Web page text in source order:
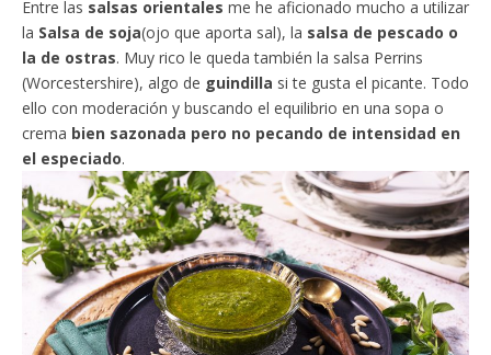
Entre las salsas orientales me he aficionado mucho a utilizar
la Salsa de soja(ojo que aporta sal), la salsa de pescado o
la de ostras. Muy rico le queda también la salsa Perrins
(Worcestershire), algo de guindilla si te gusta el picante. Todo
ello con moderación y buscando el equilibrio en una sopa o
crema bien sazonada pero no pecando de intensidad en
el especiado.